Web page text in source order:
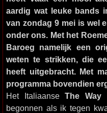
aardig wat leuke bands
van zondag 9 mei is wel
onder ons. Met het
Baroeg namelijk een
weten te strikken, die
heeft uitgebracht. Met
programma bovendien
Het ItaliaanseThe Way
begonnen als ik tegen